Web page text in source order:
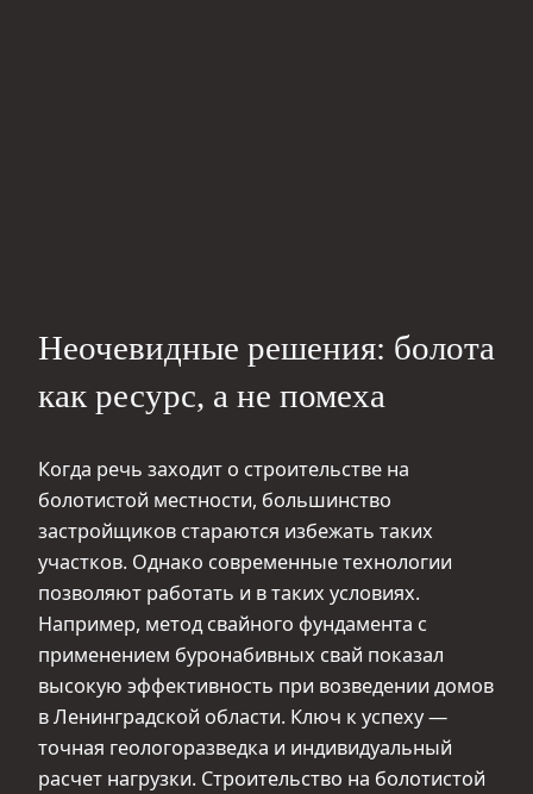
Неочевидные решения: болота
как ресурс, а не помеха
Когда речь заходит о строительстве на
болотистой местности, большинство
застройщиков стараются избежать таких
участков. Однако современные технологии
позволяют работать и в таких условиях.
Например, метод свайного фундамента с
применением буронабивных свай показал
высокую эффективность при возведении домов
в Ленинградской области. Ключ к успеху —
точная геологоразведка и индивидуальный
расчет нагрузки. Строительство на болотистой